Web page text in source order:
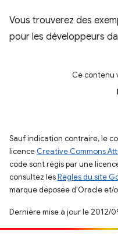
Vous trouverez des
pour les développeurs
Ce contenu
Sauf indication contraire, le
licence Creative Commons
code sont régis par une
consultez lesRègles du site
marque déposée d'Oracle et/
Dernière mise à jour le 2012/